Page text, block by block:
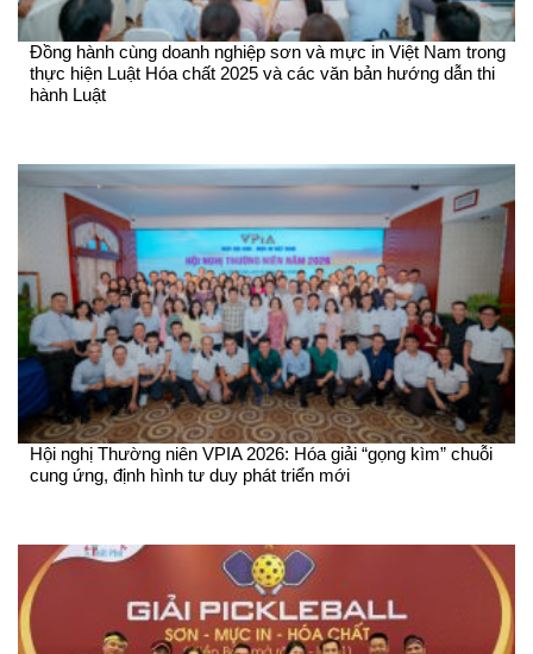
Đồng hành cùng doanh nghiệp sơn và mực in Việt Nam trong
thực hiện Luật Hóa chất 2025 và các văn bản hướng dẫn thi
hành Luật
Hội nghị Thường niên VPIA 2026: Hóa giải “gọng kìm” chuỗi
cung ứng, định hình tư duy phát triển mới